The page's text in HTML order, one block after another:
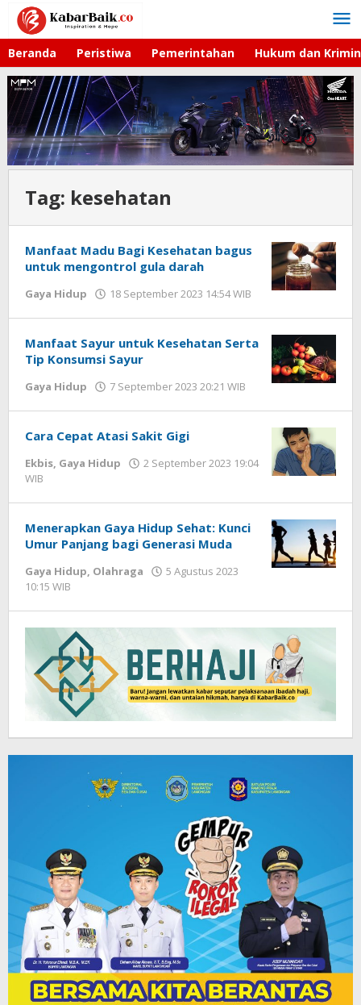
Lewati
konten
Beranda Peristiwa Pemerintahan Hukum dan
Tag: kesehatan
Manfaat Madu Bagi Kesehatan bagus
untuk mengontrol gula darah
Gaya Hidup 18 September 2023 14:54 WIB
oleh
Manfaat Sayur untuk Kesehatan Serta
Tip Konsumsi Sayur
Gaya Hidup 7 September 2023 20:21 WIB
oleh
Cara Cepat Atasi Sakit Gigi
Ekbis, Gaya Hidup
2 September 2023 19:04
WIB
Menerapkan Gaya Hidup Sehat: Kunci
Umur Panjang bagi Generasi Muda
Gaya Hidup, Olahraga
5 Agustus 2023
10:15 WIB